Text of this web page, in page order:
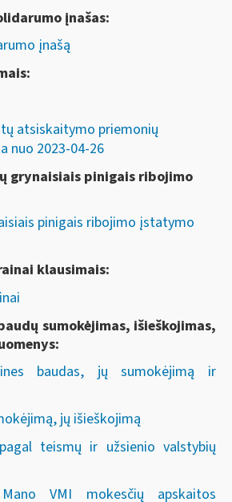
įnašas:
įnašą
atsiskaitymo priemonių
nuo 2023-04-26
grynaisiais pinigais ribojimo
pinigais ribojimo įstatymo
klausimais:
sumokėjimas, išieškojimas,
baudas, jų sumokėjimą ir
jų išieškojimą
teismų ir užsienio valstybių
VMI mokesčių apskaitos